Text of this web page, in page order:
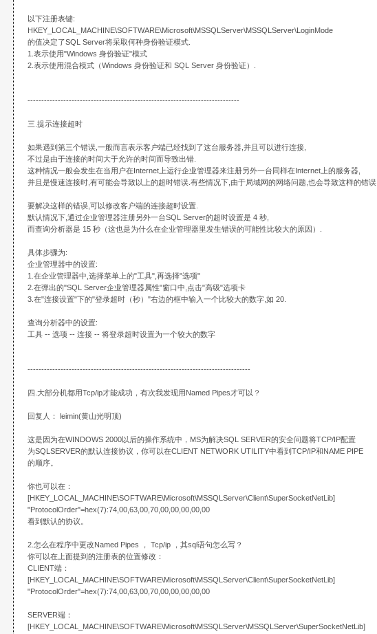
以下注册表键:
HKEY_LOCAL_MACHINE\SOFTWARE\Microsoft\MSSQLServer\MSSQLServer\LoginMode
的值决定了SQL Server将采取何种身份验证模式.
1.表示使用"Windows 身份验证"模式
2.表示使用混合模式（Windows 身份验证和 SQL Server 身份验证）.
-----------------------------------------------------------------------------
三.提示连接超时
如果遇到第三个错误,一般而言表示客户端已经找到了这台服务器,并且可以进行连接,
不过是由于连接的时间大于允许的时间而导致出错.
这种情况一般会发生在当用户在Internet上运行企业管理器来注册另外一台同样在Internet上的服务器,
并且是慢速连接时,有可能会导致以上的超时错误.有些情况下,由于局域网的网络问题,也会导致这样的错误.
要解决这样的错误,可以修改客户端的连接超时设置.
默认情况下,通过企业管理器注册另外一台SQL Server的超时设置是 4 秒,
而查询分析器是 15 秒（这也是为什么在企业管理器里发生错误的可能性比较大的原因）.
具体步骤为:
企业管理器中的设置:
1.在企业管理器中,选择菜单上的"工具",再选择"选项"
2.在弹出的"SQL Server企业管理器属性"窗口中,点击"高级"选项卡
3.在"连接设置"下的"登录超时（秒）"右边的框中输入一个比较大的数字,如 20.
查询分析器中的设置:
工具 -- 选项 -- 连接 -- 将登录超时设置为一个较大的数字
---------------------------------------------------------------------------------
四.大部分机都用Tcp/ip才能成功，有次我发现用Named Pipes才可以？
回复人： leimin(黄山光明顶)
这是因为在WINDOWS 2000以后的操作系统中，MS为解决SQL SERVER的安全问题将TCP/IP配置
为SQLSERVER的默认连接协议，你可以在CLIENT NETWORK UTILITY中看到TCP/IP和NAME PIPE
的顺序。
你也可以在：
[HKEY_LOCAL_MACHINE\SOFTWARE\Microsoft\MSSQLServer\Client\SuperSocketNetLib]
"ProtocolOrder"=hex(7):74,00,63,00,70,00,00,00,00,00
看到默认的协议。
2.怎么在程序中更改Named Pipes ， Tcp/ip ，其sql语句怎么写？
你可以在上面提到的注册表的位置修改：
CLIENT端：
[HKEY_LOCAL_MACHINE\SOFTWARE\Microsoft\MSSQLServer\Client\SuperSocketNetLib]
"ProtocolOrder"=hex(7):74,00,63,00,70,00,00,00,00,00
SERVER端：
[HKEY_LOCAL_MACHINE\SOFTWARE\Microsoft\MSSQLServer\MSSQLServer\SuperSocketNetLib]